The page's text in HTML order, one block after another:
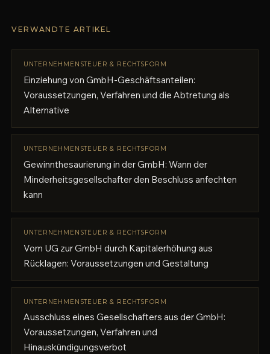
VERWANDTE ARTIKEL
UNTERNEHMENSTEUER & RECHTSFORM
Einziehung von GmbH-Geschäftsanteilen:
Voraussetzungen, Verfahren und die Abtretung als
Alternative
UNTERNEHMENSTEUER & RECHTSFORM
Gewinnthesaurierung in der GmbH: Wann der
Minderheitsgesellschafter den Beschluss anfechten
kann
UNTERNEHMENSTEUER & RECHTSFORM
Vom UG zur GmbH durch Kapitalerhöhung aus
Rücklagen: Voraussetzungen und Gestaltung
UNTERNEHMENSTEUER & RECHTSFORM
Ausschluss eines Gesellschafters aus der GmbH:
Voraussetzungen, Verfahren und
Hinauskündigungsverbot